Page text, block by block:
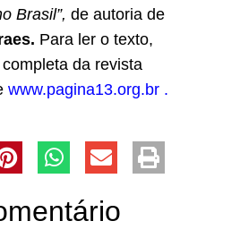
Brasil”, de autoria de
Para ler o texto,
da revista
www.pagina13.org.br .